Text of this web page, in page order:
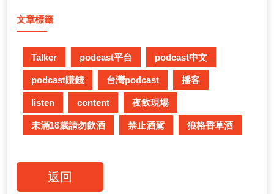
文章標籤
Talker podcast平台 podcast中文
podcast賺錢 台灣podcast 播客
listen content 夜飲現場
未滿18歲請勿飲酒 禁止酒駕 狼格香草酒
返回